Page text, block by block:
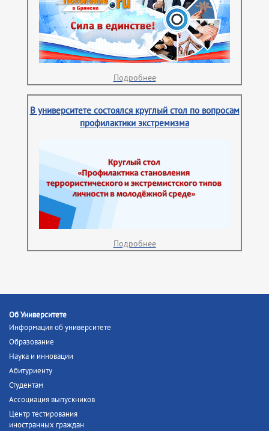
Подробнее
В университете состоялся круглый стол по вопросам
профилактики экстремизма
Подробнее
Об Университете
Информация об университете
Образование
Наука и инновации
Абитуриенту
Студентам
Ассоциация выпускников
Центр тестирования
иностранных граждан